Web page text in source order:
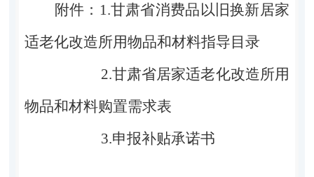
附件： 1.甘肃省消费品以旧换新居家
适老化改造所用物品和材料指导目录
2.甘肃省居家适老化改造所用
物品和材料购置需求表
3.申报补贴承诺书